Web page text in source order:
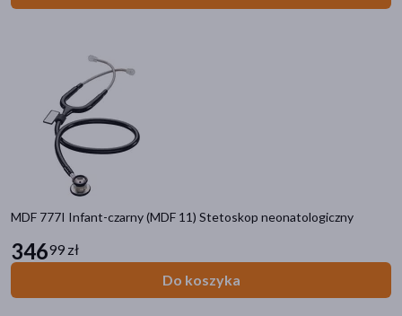
MDF 777I Infant-czarny (MDF 11) Stetoskop neonatologiczny
34699 zł
Do koszyka